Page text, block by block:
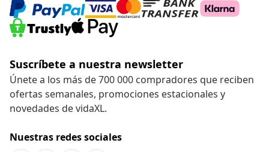
Suscríbete a nuestra newsletter
Únete a los más de 700 000 compradores que reciben
ofertas semanales, promociones estacionales y
novedades de vidaXL.
Nuestras redes sociales